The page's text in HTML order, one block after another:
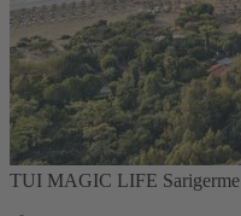
TUI MAGIC LIFE Sarigerme